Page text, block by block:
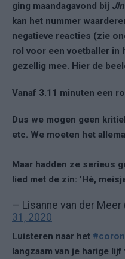
ging maandagavond bij
kan het nummer
negatieve reacties (zie
rol voor een voetballer in
gezellig mee. Hier de
Vanaf 3.11 minuten een
Dus we mogen geen
etc. We moeten het
Maar hadden ze serieus
lied met de zin: 'Hè,
— Lisanne van der
31, 2020
Luisteren naar het
langzaam van je harige